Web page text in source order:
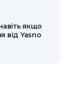
якщо
від Yasno